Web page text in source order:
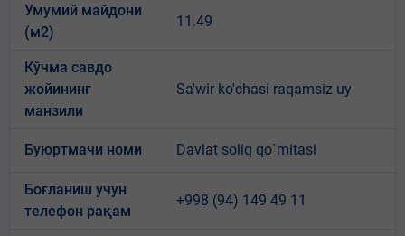
Умумий майдони
(м2)
11.49
Кўчма савдо
жойининг
манзили
Sa'wir ko'chasi raqamsiz uy
Буюртмачи номи Davlat soliq qo`mitasi
Боғланиш учун
телефон рақам
+998 (94) 149 49 11